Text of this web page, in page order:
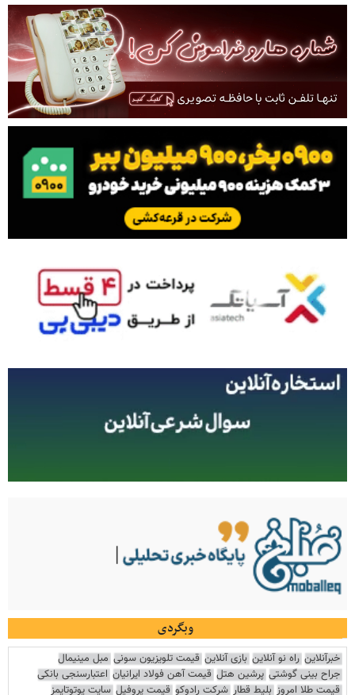
وبگردی
خبرآنلاین راه نو آنلاین بازی آنلاین قیمت تلویزیون سونی مبل مینیمال
جراح بینی گوشتی پرشین هتل قیمت آهن فولاد ایرانیان اعتبارسنجی بانکی
قیمت طلا امروز بلیط قطار شرکت رادوکو قیمت پروفیل سایت یوتوتایمز